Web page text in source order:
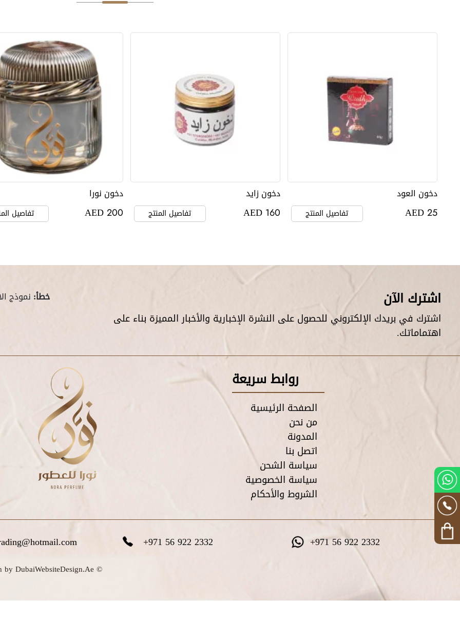
دخون العود
AED 25 تفاصيل المنتج
دخون زايد
AED 160 تفاصيل المنتج
دخون نورا
AED 200 تفاصيل
اشترك الآن
اشترك في بريدك الإلكتروني للحصول على النشرة الإخبارية والأخبار المميزة بناء على
اهتماماتك.
خطأ: نموذج
روابط سريعة
الصفحة الرئيسية
من نحن
المدونة
اتصل بنا
سياسة الشحن
سياسة الخصوصية
الشروط والأحكام
+971 56 922 2332
+971 56 922 2332
© Copyright 2025 Nora Perfume Dubai. All rights reserved. Design by DubaiWebsiteDesign.Ae